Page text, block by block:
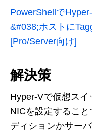
PowerShellで
&#038;ホストに
[Pro/Server向け]
解決策
Hyper-Vで仮想ス
NICを設定するこ
ディションかサー